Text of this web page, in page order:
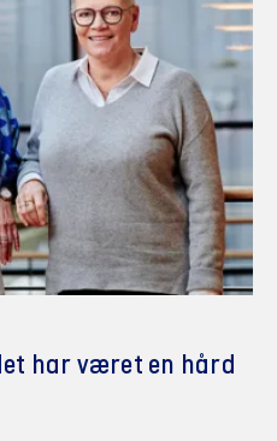
har været en hård